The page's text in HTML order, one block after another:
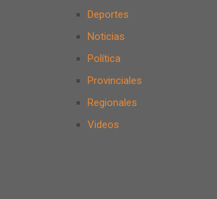
Deportes
Noticias
Política
Provinciales
Regionales
Videos